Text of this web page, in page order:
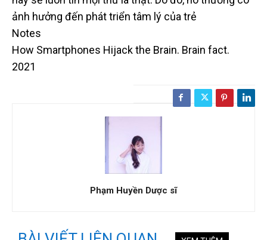
ảnh hưởng đến phát triển tâm lý của trẻ
Notes
How Smartphones Hijack the Brain. Brain fact.
2021
Phạm Huyền Dược sĩ